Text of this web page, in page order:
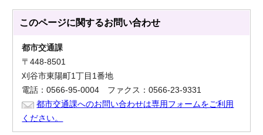
このページに関するお問い合わせ
都市交通課
〒448-8501
刈谷市東陽町1丁目1番地
電話：0566-95-0004 ファクス：0566-23-9331
都市交通課へのお問い合わせは専用フォームをご利用
ください。